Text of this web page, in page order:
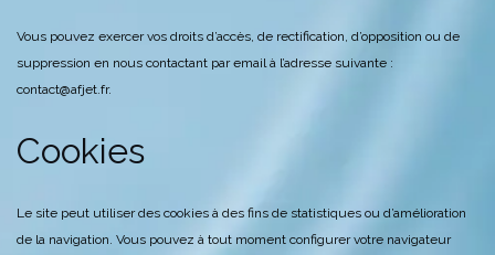
Vous pouvez exercer vos droits d’accès, de rectification, d’opposition ou de
suppression en nous contactant par email à l’adresse suivante :
contact@afjet.fr.
Cookies
Le site peut utiliser des cookies à des fins de statistiques ou d’amélioration
de la navigation. Vous pouvez à tout moment configurer votre navigateur